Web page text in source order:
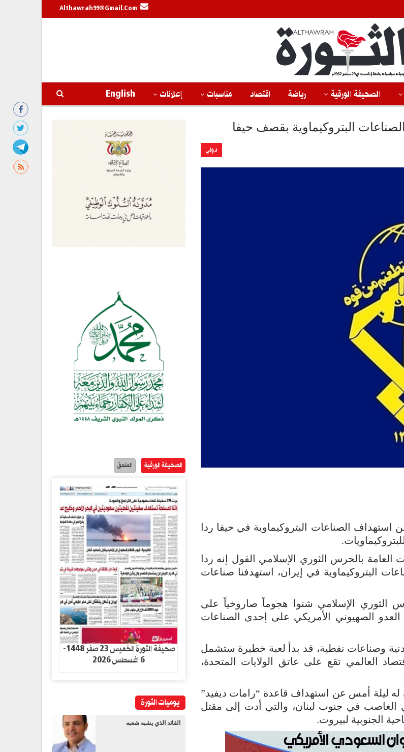
Althawrah99@gmail.com
الصحيفة الورقية رياضة اقتصاد مناسبات إعلانات English
البتروكيماوية بقصف حيفا
دولي
استهداف الصناعات البتروكيماوية في حيفا ردا
العامة بالحرس الثوري الإسلامي القول إنه ردا
البتروكيماوية في إيران، استهدفنا صناعات
الثوري الإسلامي شنوا هجوماً صاروخياً على
الصهيوني الأمريكي على إحدى الصناعات
وصناعات نفطية، قد بدأ لعبة خطيرة ستشمل
العالمي تقع على عاتق الولايات المتحدة،
ليلة أمس عن استهداف قاعدة “رامات ديفيد”
الغاصب في جنوب لبنان، والتي أدت إلى مقتل
الجنوبية لبيروت.
الصحيفة الورقية الملحق
صحيفة الثورة الخميس 23 صفر 1448-
6 اغسطس 2026
يوميات الثورة
القائد الذي يشبه شعبه